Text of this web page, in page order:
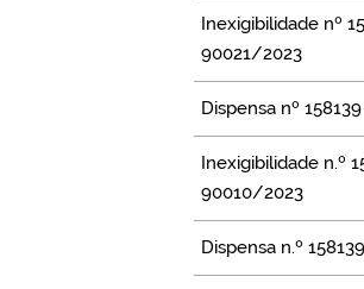
Inexigibilidade nº
90021/2023
Dispensa nº
Inexigibilidade n.º
90010/2023
Dispensa n.º